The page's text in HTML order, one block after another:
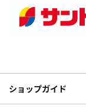
ショップガイド